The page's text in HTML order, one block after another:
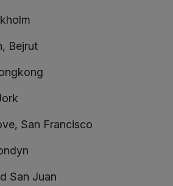
Bejrut
San Francisco
San Juan